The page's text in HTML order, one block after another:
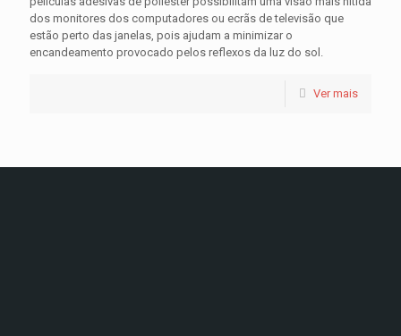
dos monitores dos computadores ou ecrãs de televisão que
estão perto das janelas, pois ajudam a minimizar o
encandeamento provocado pelos reflexos da luz do sol.
Ver mais